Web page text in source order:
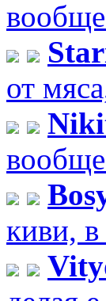
от
киви,